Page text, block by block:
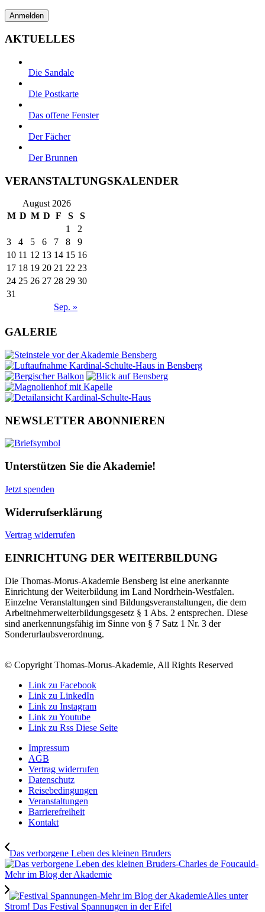
AKTUELLES
Die Sandale
Die Postkarte
Das offene Fenster
Der Fächer
Der Brunnen
VERANSTALTUNGSKALENDER
August 2026
M D M D F S S
Sep. »
1
2
3
4 5 6 7 8
9
10 11 12 13 14 15 16
17 18 19 20 21 22 23
24 25 26 27 28 29 30
31
GALERIE
NEWSLETTER ABONNIEREN
Unterstützen Sie die Akademie!
Jetzt spenden
Widerrufserklärung
Vertrag widerrufen
EINRICHTUNG DER WEITERBILDUNG
Die Thomas-Morus-Akademie Bensberg ist eine anerkannte
Einrichtung der Weiterbildung im Land Nordrhein-Westfalen.
Einzelne Veranstaltungen sind Bildungsveranstaltungen, die dem
Arbeitnehmerweiterbildungsgesetz § 1 Abs. 2 entsprechen. Diese
sind anerkennungsfähig im Sinne von § 7 Satz 1 Nr. 3 der
Sonderurlaubsverordnung.
© Copyright Thomas-Morus-Akademie, All Rights Reserved
Link zu Facebook
Link zu LinkedIn
Link zu Instagram
Link zu Youtube
Link zu Rss Diese Seite
Impressum
AGB
Vertrag widerrufen
Datenschutz
Reisebedingungen
Veranstaltungen
Barrierefreiheit
Kontakt
Das verborgene Leben des kleinen Bruders
Alles unter
Strom! Das Festival Spannungen in der Eifel